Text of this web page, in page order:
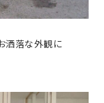
洒落な外観に